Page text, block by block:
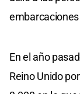
En el año
Reino Unido